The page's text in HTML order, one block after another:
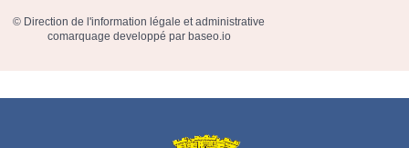
© Direction de l'information légale et administrative
comarquage developpé par baseo.io